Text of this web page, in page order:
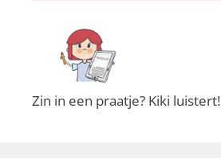
Zin in een praatje? Kiki luistert!